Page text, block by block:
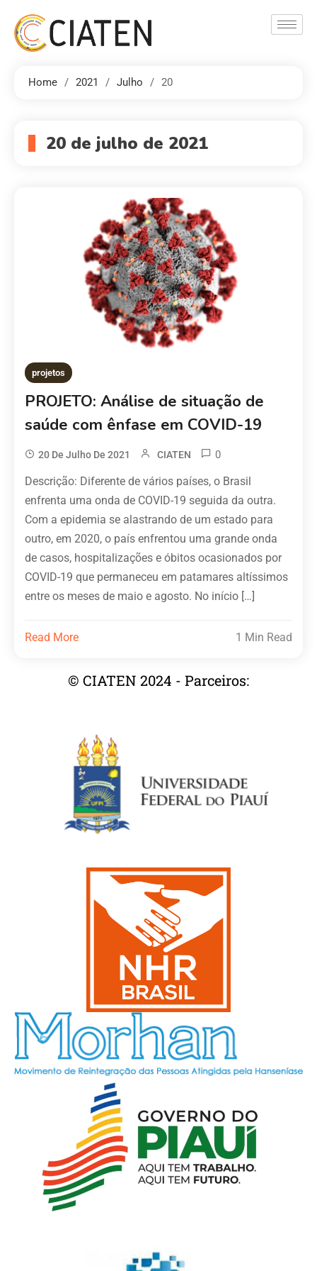
Home 2021 Julho 20
20 de julho de 2021
projetos
PROJETO: Análise de situação de
saúde com ênfase em COVID-19
20 De Julho De 2021 CIATEN 0
Descrição: Diferente de vários países, o Brasil
enfrenta uma onda de COVID-19 seguida da outra.
Com a epidemia se alastrando de um estado para
outro, em 2020, o país enfrentou uma grande onda
de casos, hospitalizações e óbitos ocasionados por
COVID-19 que permaneceu em patamares altíssimos
entre os meses de maio e agosto. No início […]
Read More 1 Min Read
© CIATEN 2024 - Parceiros: